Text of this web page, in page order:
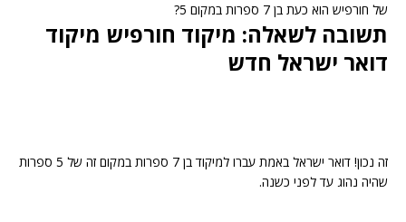
של חורפיש הוא כעת בן 7 ספרות במקום 5?
תשובה לשאלה: מיקוד חורפיש מיקוד
דואר ישראל חדש
זה נכון! דואר ישראל באמת עברו למיקוד בן 7 ספרות במקום זה של 5 ספרות
שהיה נהוג עד לפני כשנה.